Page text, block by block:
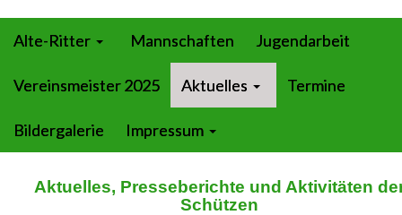
Alte-Ritter Mannschaften Jugendarbeit
Vereinsmeister 2025 Aktuelles Termine
Bildergalerie Impressum
Aktuelles, Presseberichte und Aktivitäten
Schützen